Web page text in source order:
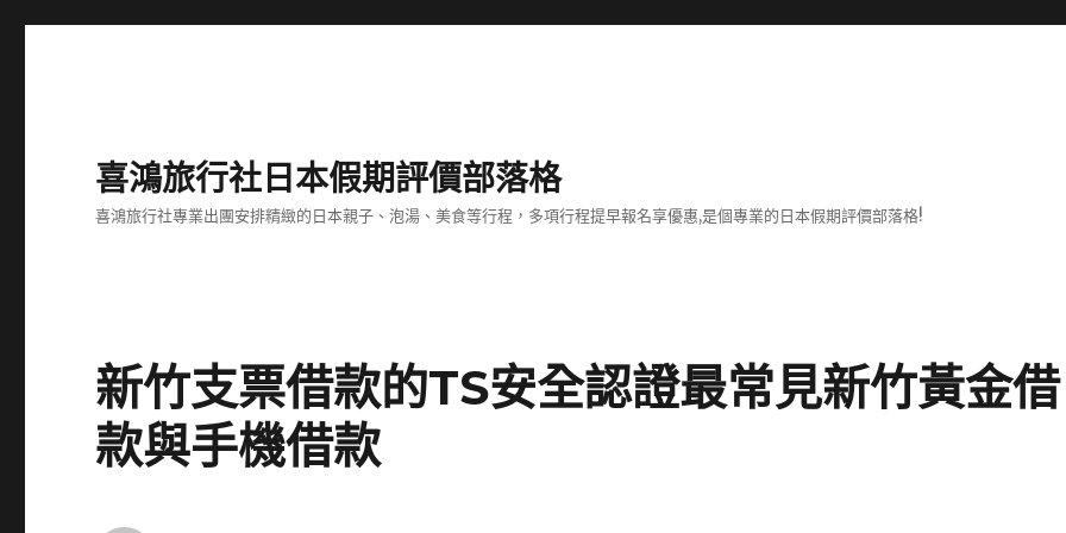
喜鴻旅行社日本假期評價部落格
喜鴻旅行社專業出團安排精緻的日本親子、泡湯、美食等行程，多項行程提早報名享優惠,是個專業的日本假期評價部落格!
新竹支票借款的TS安全認證最常見新竹黃金借
款與手機借款